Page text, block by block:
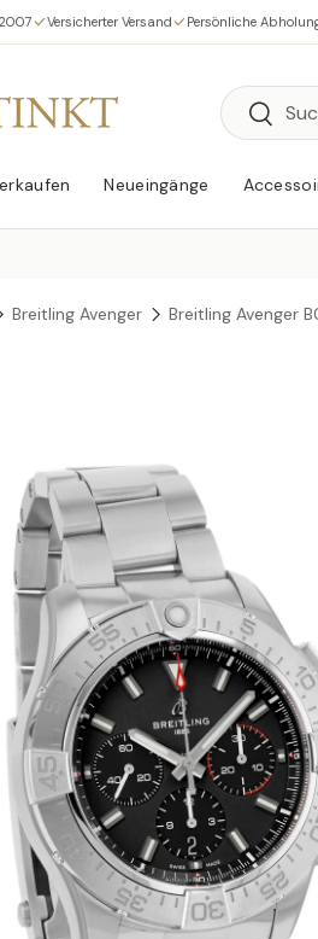
Versicherter Versand Persönliche
Suchen
Suchen
Neueingänge
Breitling Avenger
Breitling Avenger
springen